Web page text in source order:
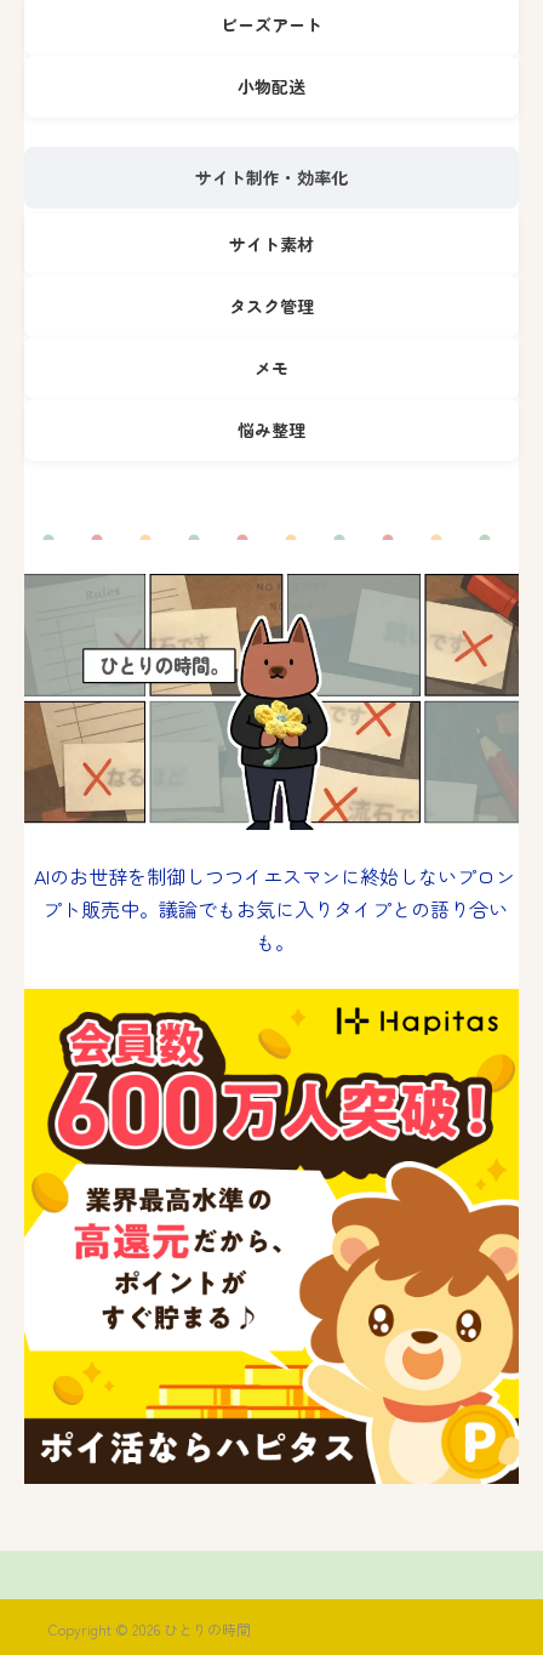
ビーズアート
小物配送
サイト制作・効率化
サイト素材
タスク管理
メモ
悩み整理
AIのお世辞を制御しつつイエスマンに終始しないプロン
プト販売中。議論でもお気に入りタイプとの語り合い
も。
Copyright © 2026 ひとりの時間